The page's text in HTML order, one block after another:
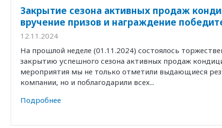
Закрытие сезона активных продаж
вручение призов и награждение
12.11.2024
На прошлой неделе (01.11.2024) состоялось
закрытию успешного сезона активных продаж
мероприятия мы не только отметили выдающиеся
компании, но и поблагодарили всех...
Подробнее